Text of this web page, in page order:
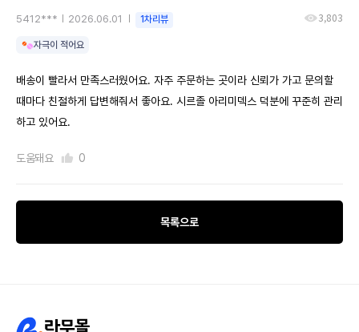
5412*** 2026.06.01 1차리뷰 3,803
자극이 적어요
배송이 빨라서 만족스러웠어요. 자주 주문하는 곳이라 신뢰가 가고 문의할
때마다 친절하게 답변해줘서 좋아요. 시르졸 아리미덱스 덕분에 꾸준히 관리
하고 있어요.
도움돼요 0
목록으로